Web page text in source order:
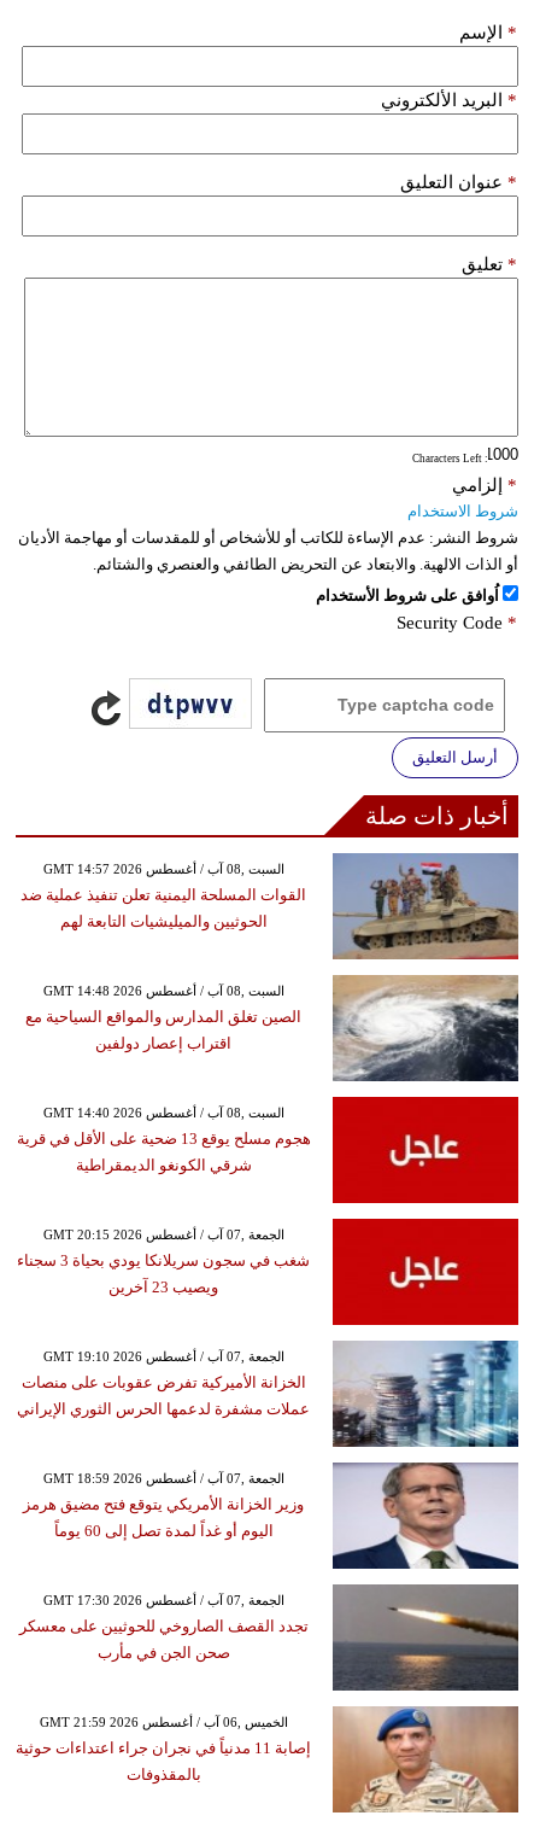
أبراج
سيارات
الإسم *
البريد الألكتروني *
عنوان التعليق *
تعليق *
: Characters Left
إلزامي *
شروط الاستخدام
شروط النشر: عدم الإساءة للكاتب أو للأشخاص أو للمقدسات أو مهاجمة الأديان
أو الذات الالهية. والابتعاد عن التحريض الطائفي والعنصري والشتائم.
اُوافق على شروط الأستخدام
Security Code *
أرسل التعليق
أخبار ذات صلة
GMT 14:57 2026 السبت ,08 آب / أغسطس
القوات المسلحة اليمنية تعلن تنفيذ عملية ضد
الحوثيين والميليشيات التابعة لهم
GMT 14:48 2026 السبت ,08 آب / أغسطس
الصين تغلق المدارس والمواقع السياحية مع
اقتراب إعصار دولفين
GMT 14:40 2026 السبت ,08 آب / أغسطس
هجوم مسلح يوقع 13 ضحية على الأقل في قرية
شرقي الكونغو الديمقراطية
GMT 20:15 2026 الجمعة ,07 آب / أغسطس
شغب في سجون سريلانكا يودي بحياة 3 سجناء
ويصيب 23 آخرين
GMT 19:10 2026 الجمعة ,07 آب / أغسطس
الخزانة الأميركية تفرض عقوبات على منصات
عملات مشفرة لدعمها الحرس الثوري الإيراني
GMT 18:59 2026 الجمعة ,07 آب / أغسطس
وزير الخزانة الأمريكي يتوقع فتح مضيق هرمز
اليوم أو غداً لمدة تصل إلى 60 يوماً
GMT 17:30 2026 الجمعة ,07 آب / أغسطس
تجدد القصف الصاروخي للحوثيين على معسكر
صحن الجن في مأرب
GMT 21:59 2026 الخميس ,06 آب / أغسطس
إصابة 11 مدنياً في نجران جراء اعتداءات حوثية
بالمقذوفات